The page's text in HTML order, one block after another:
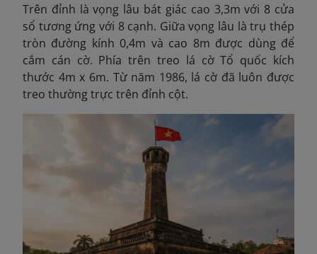
Trên đỉnh là vọng lâu bát giác cao 3,3m với 8 cửa
sổ tương ứng với 8 cạnh. Giữa vọng lâu là trụ thép
tròn đường kính 0,4m và cao 8m được dùng để
cắm cán cờ. Phía trên treo lá cờ Tổ quốc kích
thước 4m x 6m. Từ năm 1986, lá cờ đã luôn được
treo thường trực trên đỉnh cột.